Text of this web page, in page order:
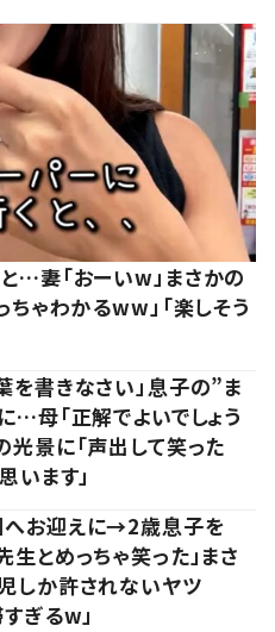
…妻「おーいw」まさかの
ちゃわかるww」「楽しそう
を書きなさい」息子の”ま
…母「正解でよいでしょう
光景に「声出して笑った
います」
お迎えに→2歳息子を
とめっちゃ笑った」まさ
しか許されないヤツ
ぎるw」